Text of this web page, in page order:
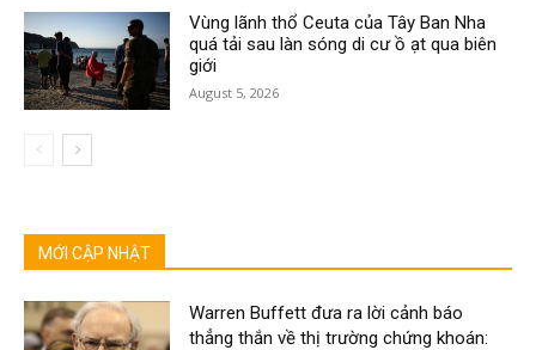
Vùng lãnh thổ Ceuta của Tây Ban Nha
quá tải sau làn sóng di cư ồ ạt qua biên
giới
August 5, 2026
MỚI CẬP NHẬT
Warren Buffett đưa ra lời cảnh báo
thẳng thắn về thị trường chứng khoán: